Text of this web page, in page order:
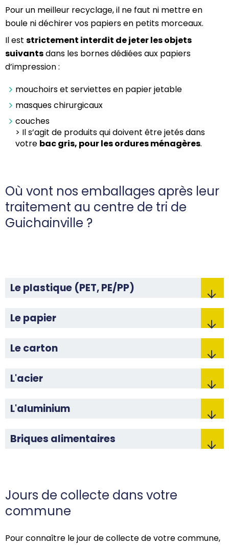
Pour un meilleur recyclage, il ne faut ni mettre en
boule ni déchirer vos papiers en petits morceaux.
Il est strictement interdit de jeter les objets
suivantsdans les bornes dédiées aux papiers
d’impression :
mouchoirs et serviettes en papier jetable
masques chirurgicaux
couches
> Il s’agit de produits qui doivent être jetés dans
votre bac gris, pour les ordures ménagères.
Où vont nos emballages après leur
traitement au centre de tri de
Guichainville ?
Le plastique (PET, PE/PP)
Le papier
Le carton
L'acier
L'aluminium
Briques alimentaires
Jours de collecte dans votre
commune
Pourconnaître le jour de collecte de votre commune,